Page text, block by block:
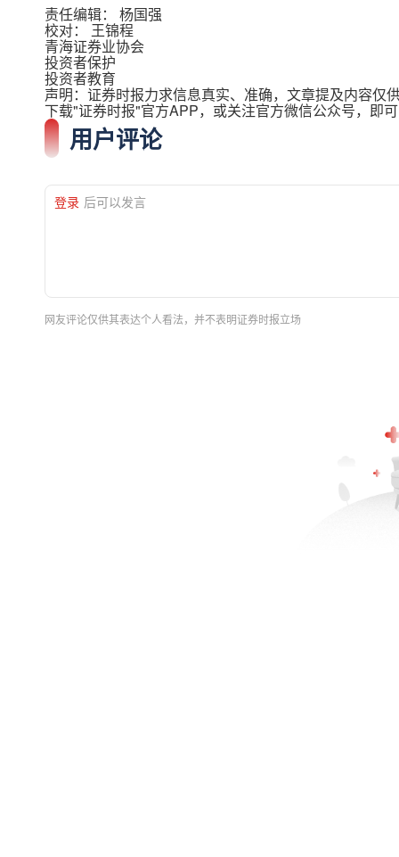
责任编辑： 杨国强
校对： 王锦程
青海证券业协会
投资者保护
投资者教育
声明：证券时报力求信息真实、准确，文章提及内容仅
下载"证券时报"官方APP，或关注官方微信公众号，即
用户评论
登录 后可以发言
网友评论仅供其表达个人看法，并不表明证券时报立场